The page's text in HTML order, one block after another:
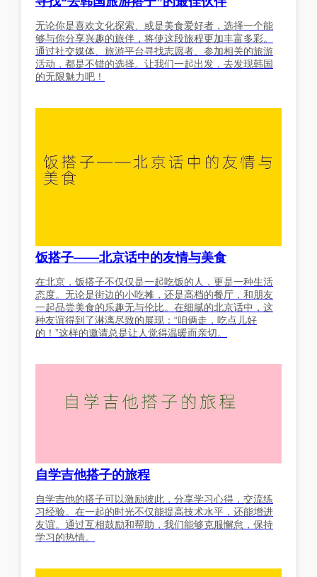
无论你是喜欢文化探索、或是美食爱好者，选择一个能
够与你分享兴趣的旅伴，将使这段旅程更加丰富多彩。
通过社交媒体、旅游平台寻找志愿者、参加相关的旅游
活动，都是不错的选择。让我们一起出发，去发现韩国
的无限魅力吧！
饭搭子——北京话中的友情与美食
在北京，饭搭子不仅仅是一起吃饭的人，更是一种生活
态度。无论是街边的小吃摊，还是高档的餐厅，和朋友
一起品尝美食的乐趣无与伦比。在细腻的北京话中，这
种友谊得到了淋漓尽致的展现：“咱俩走，吃点儿好
的！”这样的邀请总是让人觉得温暖而亲切。
自学吉他搭子的旅程
自学吉他的搭子可以激励彼此，分享学习心得，交流练
习经验。在一起的时光不仅能提高技术水平，还能增进
友谊。通过互相鼓励和帮助，我们能够克服懈怠，保持
学习的热情。